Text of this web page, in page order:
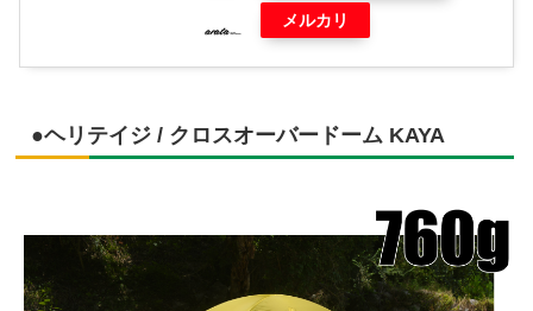
メルカリ
●ヘリテイジ / クロスオーバードーム KAYA